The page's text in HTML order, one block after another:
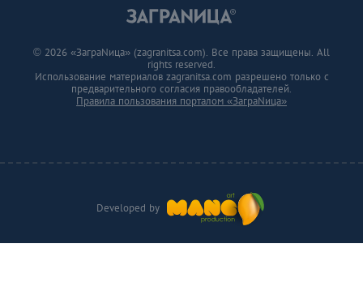
Developed by
© 2026 «ЗаграNица» (zagranitsa.com). Все права защищены. All
rights reserved.
Использование материалов zagranitsa.com разрешено только с
предварительного согласия правообладателей.
Правила пользования порталом «ЗаграNица»